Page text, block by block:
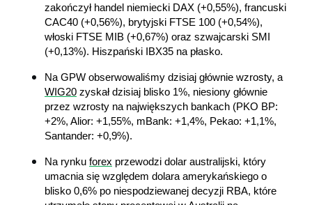
zakończył handel niemiecki DAX (+0,55%), francuski
CAC40 (+0,56%), brytyjski FTSE 100 (+0,54%),
włoski FTSE MIB (+0,67%) oraz szwajcarski SMI
(+0,13%). Hiszpański IBX35 na płasko.
Na GPW obserwowaliśmy dzisiaj głównie wzrosty, a
WIG20 zyskał dzisiaj blisko 1%, niesiony głównie
przez wzrosty na największych bankach (PKO BP:
+2%, Alior: +1,55%, mBank: +1,4%, Pekao: +1,1%,
Santander: +0,9%).
Na rynku forex przewodzi dolar australijski, który
umacnia się względem dolara amerykańskiego o
blisko 0,6% po niespodziewanej decyzji RBA, które